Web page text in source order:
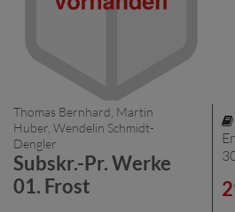
Thomas Bernhard, Martin
Huber, Wendelin Schmidt-
Dengler
Subskr.-Pr. Werke
01. Frost